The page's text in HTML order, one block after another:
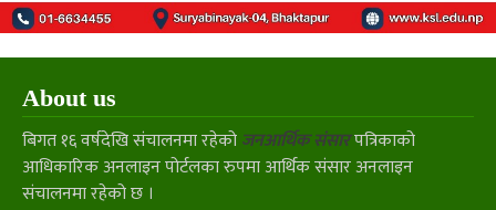
About us
बिगत १६ वर्षदेखि संचालनमा रहेकोजनआर्थिक संसारपत्रिकाको
आधिकारिक अनलाइन पोर्टलका रुपमा आर्थिक संसार अनलाइन
संचालनमा रहेको छ ।